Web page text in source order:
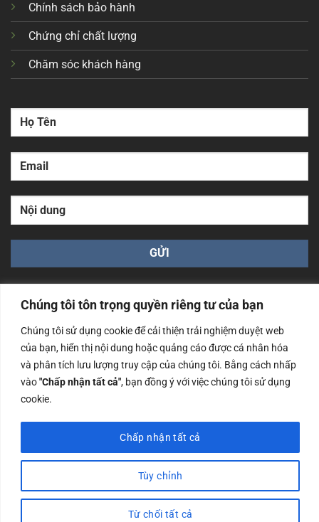
Chúng tôi tôn trọng quyền riêng tư của bạn
Chúng tôi sử dụng cookie để cải thiện trải nghiệm duyệt web
của bạn, hiển thị nội dung hoặc quảng cáo được cá nhân hóa
và phân tích lưu lượng truy cập của chúng tôi. Bằng cách nhấp
vào"Chấp nhận tất cả", bạn đồng ý với việc chúng tôi sử dụng
cookie.
Tùy chỉnh
Từ chối tất cả
Chấp nhận tất cả
Chính sách bảo hành
Chứng chỉ chất lượng
Chăm sóc khách hàng
Công ty TNHH Nam Bình Xương - Số ĐKKD: 0108783483
cấp ngày 14/06/2019 bởi Sở Kế Hoạch và Đầu Tư Tp. Hà
Nội
Copyrights @2023 Nam Binh Xuong. All Rights Reserved